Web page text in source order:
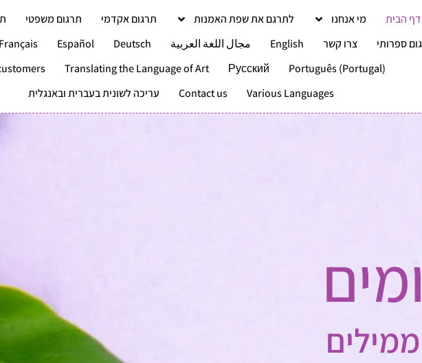
דף הבית מי אנחנו לתרגם את שפת האמנות תרגום אקדמי תרגום משפטי
ספרותי
צרו קשר English مجال اللغة العربية Deutsch
Español
Français
Português (Portugal)
Русский
Translating the Language of Art
Various Languages
Contact us עריכה לשונית בעברית ובאנגלית